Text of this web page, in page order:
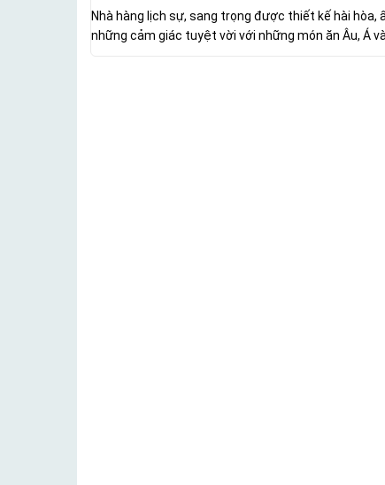
Nhà hàng lịch sự, sang trọng được thiết kế hài
những cảm giác tuyệt vời với những món ăn Âu, Á